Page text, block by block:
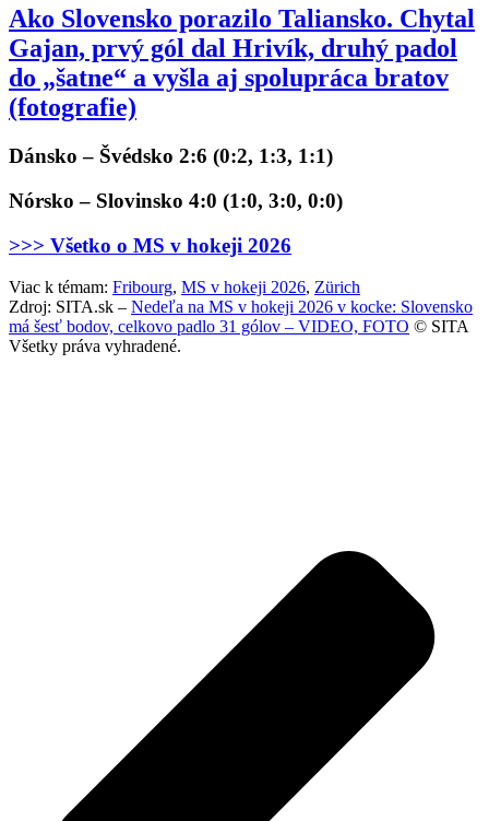
Ako Slovensko porazilo Taliansko. Chytal
Gajan, prvý gól dal Hrivík, druhý padol
do „šatne“ a vyšla aj spolupráca bratov
(fotografie)
Dánsko – Švédsko 2:6 (0:2, 1:3, 1:1)
Nórsko – Slovinsko 4:0 (1:0, 3:0, 0:0)
>>> Všetko o MS v hokeji 2026
Viac k témam: Fribourg, MS v hokeji 2026, Zürich
Zdroj: SITA.sk – Nedeľa na MS v hokeji 2026 v kocke: Slovensko
má šesť bodov, celkovo padlo 31 gólov – VIDEO, FOTO © SITA
Všetky práva vyhradené.